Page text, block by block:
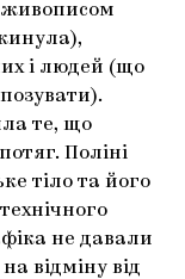
живописом
і людей (що
те, що
Поліні
тіло та його
не давали
відміну від